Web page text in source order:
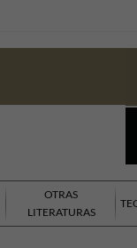
OTRAS
LITERATURAS